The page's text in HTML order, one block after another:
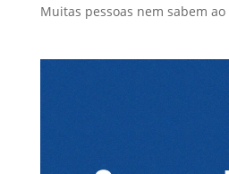
Muitas pessoas nem sabem